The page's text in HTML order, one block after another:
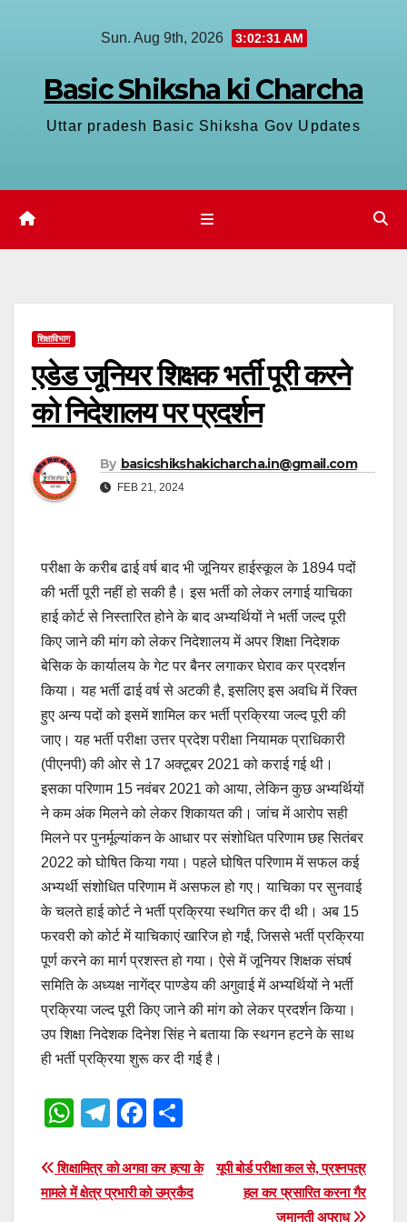
Sun. Aug 9th, 2026 3:02:32 AM
Basic Shiksha ki Charcha
Uttar pradesh Basic Shiksha Gov Updates
शिक्षाविभाग
एडेड जूनियर शिक्षक भर्ती पूरी करने
को निदेशालय पर प्रदर्शन
By basicshikshakicharcha.in@gmail.com
FEB 21, 2024
परीक्षा के करीब ढाई वर्ष बाद भी जूनियर हाईस्कूल के 1894 पदों
की भर्ती पूरी नहीं हो सकी है। इस भर्ती को लेकर लगाई याचिका
हाई कोर्ट से निस्तारित होने के बाद अभ्यर्थियों ने भर्ती जल्द पूरी
किए जाने की मांग को लेकर निदेशालय में अपर शिक्षा निदेशक
बेसिक के कार्यालय के गेट पर बैनर लगाकर घेराव कर प्रदर्शन
किया। यह भर्ती ढाई वर्ष से अटकी है, इसलिए इस अवधि में रिक्त
हुए अन्य पदों को इसमें शामिल कर भर्ती प्रक्रिया जल्द पूरी की
जाए। यह भर्ती परीक्षा उत्तर प्रदेश परीक्षा नियामक प्राधिकारी
(पीएनपी) की ओर से 17 अक्टूबर 2021 को कराई गई थी।
इसका परिणाम 15 नवंबर 2021 को आया, लेकिन कुछ अभ्यर्थियों
ने कम अंक मिलने को लेकर शिकायत की। जांच में आरोप सही
मिलने पर पुनर्मूल्यांकन के आधार पर संशोधित परिणाम छह सितंबर
2022 को घोषित किया गया। पहले घोषित परिणाम में सफल कई
अभ्यर्थी संशोधित परिणाम में असफल हो गए। याचिका पर सुनवाई
के चलते हाई कोर्ट ने भर्ती प्रक्रिया स्थगित कर दी थी। अब 15
फरवरी को कोर्ट में याचिकाएं खारिज हो गईं, जिससे भर्ती प्रक्रिया
पूर्ण करने का मार्ग प्रशस्त हो गया। ऐसे में जूनियर शिक्षक संघर्ष
समिति के अध्यक्ष नागेंद्र पाण्डेय की अगुवाई में अभ्यर्थियों ने भर्ती
प्रक्रिया जल्द पूरी किए जाने की मांग को लेकर प्रदर्शन किया।
उप शिक्षा निदेशक दिनेश सिंह ने बताया कि स्थगन हटने के साथ
ही भर्ती प्रक्रिया शुरू कर दी गई है।
W
at
s
T
e
gr
F
c
e
ar
e
Post
navigation
यूपी बोर्ड परीक्षा कल से, प्रश्नपत्र
हल कर प्रसारित करना गैर
जमानती अपराध
शिक्षामित्र को अगवा कर हत्या के
मामले में क्षेत्र प्रभारी को उम्रकैद